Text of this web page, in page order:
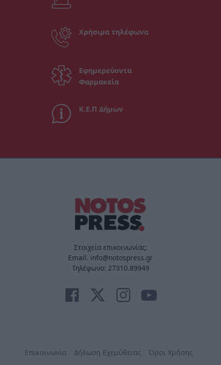
Χρήσιμα τηλέφωνα
Εφημερεύοντα
Φαρμακεία
Κ.Ε.Π Δήμων
Στοιχεία επικοινωνίας:
Email. info@notospress.gr
Τηλέφωνο: 27310.89949
Επικοινωνία Δήλωση Εχεμύθειας Όροι Χρήσης